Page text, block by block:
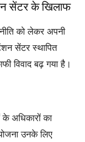
सेंटर के खिलाफ
को लेकर अपनी
सेंटर स्थापित
विवाद बढ़ गया है।
के अधिकारों का
उनके लिए